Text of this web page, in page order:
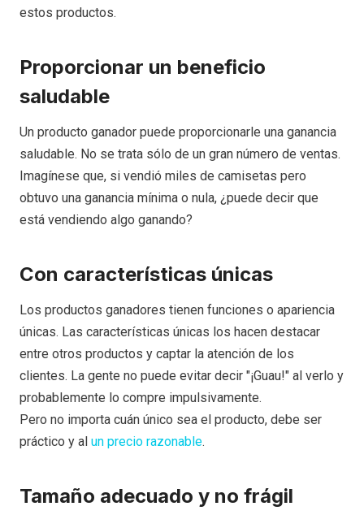
estos productos.
Proporcionar un beneficio
saludable
Un producto ganador puede proporcionarle una ganancia
saludable. No se trata sólo de un gran número de ventas.
Imagínese que, si vendió miles de camisetas pero
obtuvo una ganancia mínima o nula, ¿puede decir que
está vendiendo algo ganando?
Con características únicas
Los productos ganadores tienen funciones o apariencia
únicas. Las características únicas los hacen destacar
entre otros productos y captar la atención de los
clientes. La gente no puede evitar decir "¡Guau!" al verlo y
probablemente lo compre impulsivamente.
Pero no importa cuán único sea el producto, debe ser
práctico y al un precio razonable.
Tamaño adecuado y no frágil